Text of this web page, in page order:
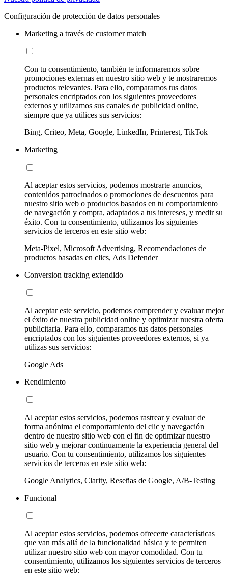
Configuración de protección de datos personales
Marketing a través de customer match
Con tu consentimiento, también te informaremos sobre
promociones externas en nuestro sitio web y te mostraremos
productos relevantes. Para ello, comparamos tus datos
personales encriptados con los siguientes proveedores
externos y utilizamos sus canales de publicidad online,
siempre que ya utilices sus servicios:
Bing, Criteo, Meta, Google, LinkedIn, Printerest, TikTok
Marketing
Al aceptar estos servicios, podemos mostrarte anuncios,
contenidos patrocinados o promociones de descuentos para
nuestro sitio web o productos basados en tu comportamiento
de navegación y compra, adaptados a tus intereses, y medir su
éxito. Con tu consentimiento, utilizamos los siguientes
servicios de terceros en este sitio web:
Meta-Pixel, Microsoft Advertising, Recomendaciones de
productos basadas en clics, Ads Defender
Conversion tracking extendido
Al aceptar este servicio, podemos comprender y evaluar mejor
el éxito de nuestra publicidad online y optimizar nuestra oferta
publicitaria. Para ello, comparamos tus datos personales
encriptados con los siguientes proveedores externos, si ya
utilizas sus servicios:
Google Ads
Rendimiento
Al aceptar estos servicios, podemos rastrear y evaluar de
forma anónima el comportamiento del clic y navegación
dentro de nuestro sitio web con el fin de optimizar nuestro
sitio web y mejorar continuamente la experiencia general del
usuario. Con tu consentimiento, utilizamos los siguientes
servicios de terceros en este sitio web:
Google Analytics, Clarity, Reseñas de Google, A/B-Testing
Funcional
Al aceptar estos servicios, podemos ofrecerte características
que van más allá de la funcionalidad básica y te permiten
utilizar nuestro sitio web con mayor comodidad. Con tu
consentimiento, utilizamos los siguientes servicios de terceros
en este sitio web: